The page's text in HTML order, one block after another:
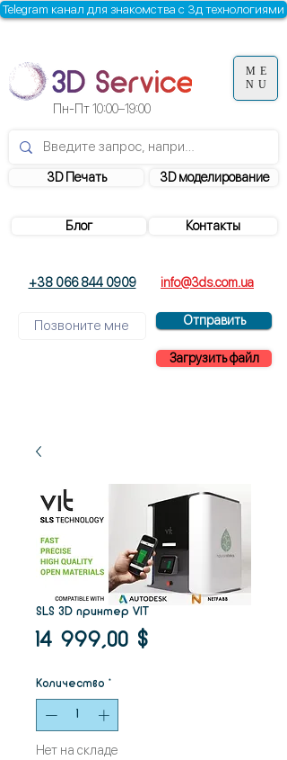
3D моделирование
Контакты
3D Печать
+38 066 844 0909 info@3ds.com.ua
Отправить
Загрузить файл
Блог
Пн-Пт10:00–19:00
Telegram канал для знакомства с 3д технологиями
ME
NU
SLS 3D принтер VIT
14 999,00 $Цена
Количество *
Нет на складе